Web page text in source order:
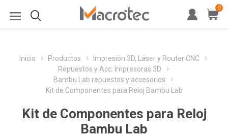
0
Inicio Productos
Impresión 3D, Láser y Router CNC
Repuestos y Acc. Impresoras 3D
Bambu Lab repuestos y accesorios
Kit de Componentes para Reloj Bambu Lab
Kit de Componentes para Reloj
Bambu Lab